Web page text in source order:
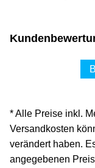
* Alle Preise inkl.
Versandkosten
verändert haben.
angegebenen